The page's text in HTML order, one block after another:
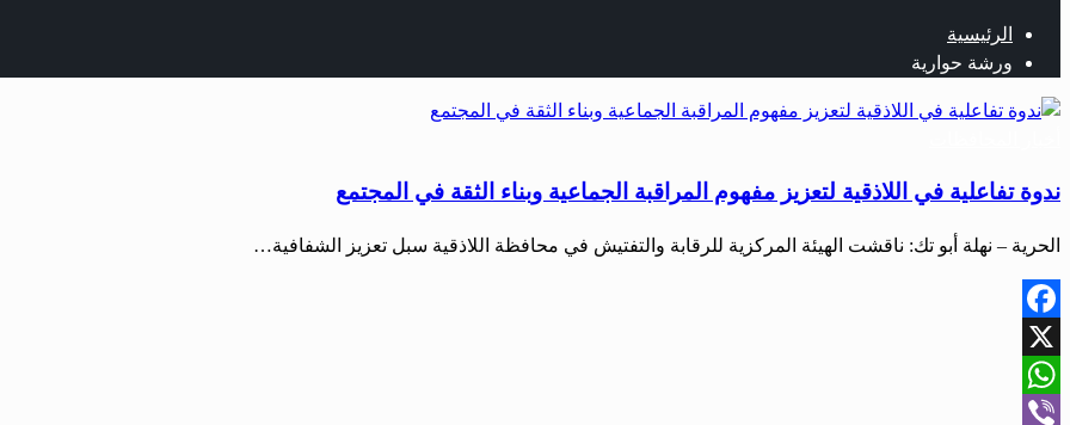
الرئيسية
ورشة حوارية
ندوة تفاعلية في اللاذقية لتعزيز مفهوم المراقبة الجماعية وبناء الثقة في المجتمع
الحرية – نهلة أبو تك: ناقشت الهيئة المركزية للرقابة والتفتيش في محافظة اللاذقية سبل تعزيز الشفافية…
Facebook
X
WhatsApp